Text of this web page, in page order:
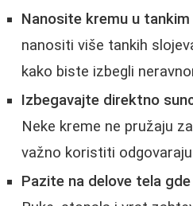
Nanosite kremu u
nanositi više tankih
kako biste izbegli
Izbegavajte direktno
Neke kreme ne pružaju
važno koristiti
Pazite na delove tela